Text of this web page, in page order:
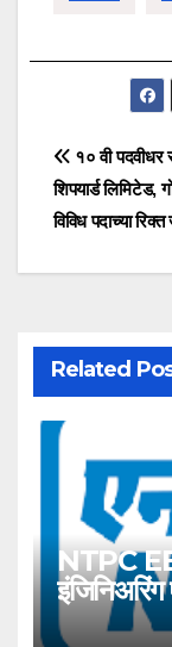
Post
१० वी पदवीधर
शिपयार्ड लिमिटेड,
विविध पदाच्या
Related
NTPC
इंजिनिअरिंग